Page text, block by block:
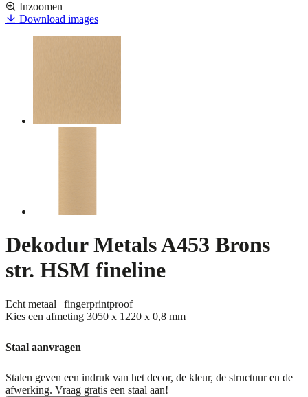
Inzoomen
Download images
Dekodur Metals A453 Brons
str. HSM fineline
Echt metaal | fingerprintproof
Kies een afmeting 3050 x 1220 x 0,8 mm
Staal aanvragen
Stalen geven een indruk van het decor, de kleur, de structuur en de
afwerking. Vraag gratis een staal aan!